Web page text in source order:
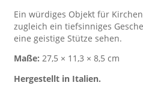
Ein würdiges Objekt für
zugleich ein tiefsinniges
eine geistige Stütze sehen.
Maße: 27,5 × 11,3 × 8,5 cm
Hergestellt in Italien.